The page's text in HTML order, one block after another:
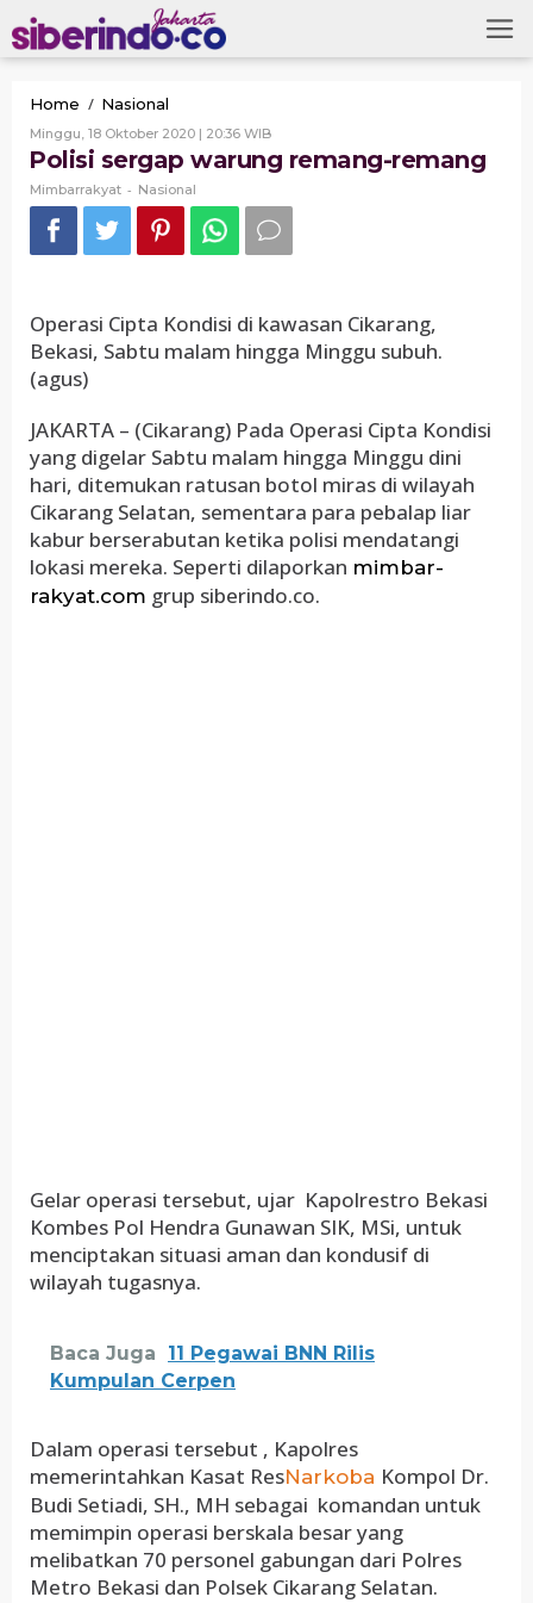
to
content
Home / Nasional
sergap
warung
remang-
remang
Minggu, 18 Oktober 2020 | 20:36 WIBOleh
Polisi sergap warung remang-remang
Mimbarrakyat - Nasional
Operasi Cipta Kondisi di kawasan Cikarang,
Bekasi, Sabtu malam hingga Minggu subuh.
(agus)
JAKARTA – (Cikarang) Pada Operasi Cipta Kondisi
yang digelar Sabtu malam hingga Minggu dini
hari, ditemukan ratusan botol miras di wilayah
Cikarang Selatan, sementara para pebalap liar
kabur berserabutan ketika polisi mendatangi
lokasi mereka. Seperti dilaporkan mimbar-
rakyat.com grup siberindo.co.
Gelar operasi tersebut, ujar Kapolrestro Bekasi
Kombes Pol Hendra Gunawan SIK, MSi, untuk
menciptakan situasi aman dan kondusif di
wilayah tugasnya.
Baca Juga
11 Pegawai BNN Rilis
Kumpulan Cerpen
Dalam operasi tersebut , Kapolres
memerintahkan Kasat ResNarkoba Kompol Dr.
Budi Setiadi, SH., MH sebagai komandan untuk
memimpin operasi berskala besar yang
melibatkan 70 personel gabungan dari Polres
Metro Bekasi dan Polsek Cikarang Selatan.